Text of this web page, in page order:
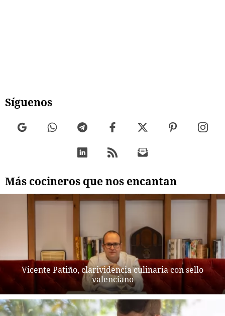
Síguenos
Más cocineros que nos encantan
Vicente Patiño, clarividencia culinaria con sello
valenciano